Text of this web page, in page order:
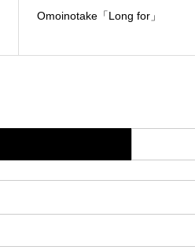
Omoinotake「Long for」